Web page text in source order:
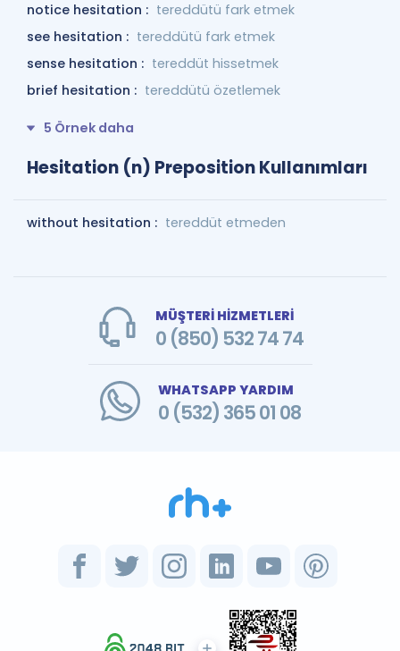
notice hesitation : tereddütü fark etmek
see hesitation : tereddütü fark etmek
sense hesitation : tereddüt hissetmek
brief hesitation : tereddütü özetlemek
5 Örnek daha
Hesitation (n) Preposition Kullanımları
without hesitation : tereddüt etmeden
MÜŞTERİ HİZMETLERİ
0 (850) 532 74 74
WHATSAPP YARDIM
0 (532) 365 01 08